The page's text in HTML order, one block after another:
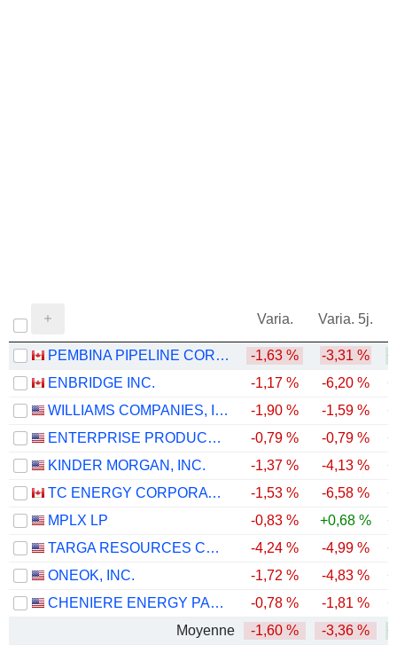
Varia. Varia. 5j.
PEMBINA PIPELINE CORPORATION -1,63 % -3,31 %
ENBRIDGE INC.
-1,17 % -6,20 %
WILLIAMS COMPANIES, INC.
-1,90 % -1,59 %
ENTERPRISE PRODUCTS PARTNERS L.P.
-0,79 % -0,79 %
KINDER MORGAN, INC.
-1,37 % -4,13 %
TC ENERGY CORPORATION
-1,53 % -6,58 %
MPLX LP
-0,83 % +0,68 %
TARGA RESOURCES CORP.
-4,24 % -4,99 %
ONEOK, INC.
-1,72 % -4,83 %
CHENIERE ENERGY PARTNERS, L.P.
-0,78 % -1,81 %
Moyenne
-1,60 % -3,36 %